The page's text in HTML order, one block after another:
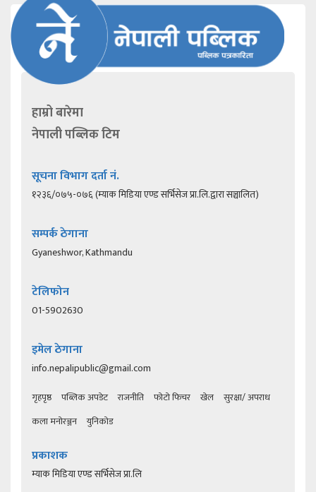
हाम्रो बारेमा
नेपाली पब्लिक टिम
सूचना विभाग दर्ता नं.
१२३६/०७५-०७६ (म्याक मिडिया एण्ड सर्भिसेज प्रा.लि.द्वारा सञ्चालित)
सम्पर्क ठेगाना
Gyaneshwor, Kathmandu
टेलिफोन
01-5902630
इमेल ठेगाना
info.nepalipublic@gmail.com
गृहपृष्ठ पब्लिक अपडेट राजनीति फोटो फिचर खेल
सुरक्षा/ अपराध
कला मनोरञ्जन
युनिकोड
प्रकाशक
म्याक मिडिया एण्ड सर्भिसेज प्रा.लि